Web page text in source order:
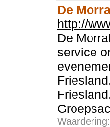
De
http://
De
service